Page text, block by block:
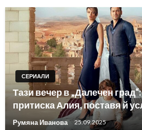
СЕРИАЛИ
Тази вечер в „Далечен
притиска Алия, поставя й
Румяна Иванова 25.09.2025